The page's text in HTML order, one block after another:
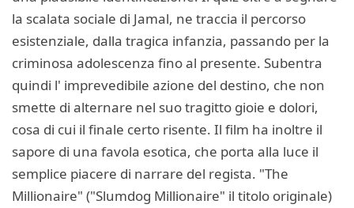
la scalata sociale di Jamal, ne traccia il percorso
esistenziale, dalla tragica infanzia, passando per la
criminosa adolescenza fino al presente. Subentra
quindi l' imprevedibile azione del destino, che non
smette di alternare nel suo tragitto gioie e dolori,
cosa di cui il finale certo risente. Il film ha inoltre il
sapore di una favola esotica, che porta alla luce il
semplice piacere di narrare del regista. "The
Millionaire" ("Slumdog Millionaire" il titolo originale)